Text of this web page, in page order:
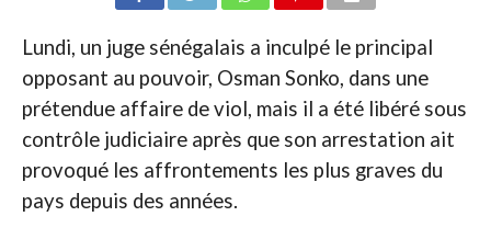
Lundi, un juge sénégalais a inculpé le principal
opposant au pouvoir, Osman Sonko, dans une
prétendue affaire de viol, mais il a été libéré sous
contrôle judiciaire après que son arrestation ait
provoqué les affrontements les plus graves du
pays depuis des années.